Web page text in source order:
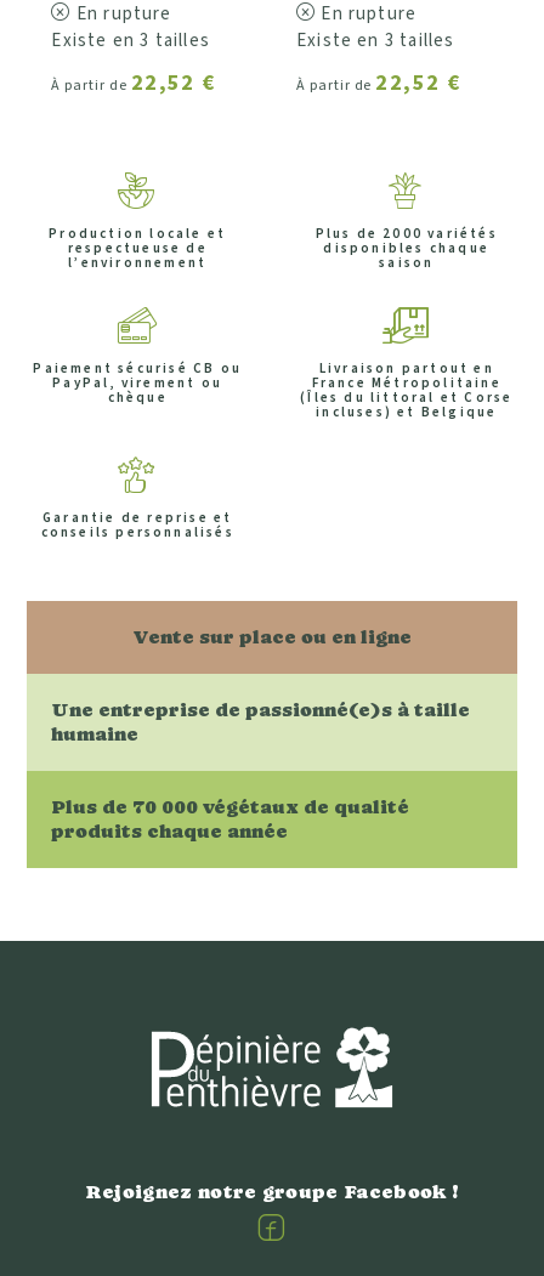
En rupture
Existe en 3 tailles
À partir de 22,52 €
En rupture
Existe en 3 tailles
À partir de 22,52 €
Production locale et
respectueuse de
l’environnement
Plus de 2000 variétés
disponibles chaque
saison
Paiement sécurisé CB ou
PayPal, virement ou
chèque
Livraison partout en
France Métropolitaine
(Îles du littoral et Corse
incluses) et Belgique
Garantie de reprise et
conseils personnalisés
Vente sur place ou en ligne
Une entreprise de passionné(e)s à taille
humaine
Plus de 70 000 végétaux de qualité
produits chaque année
Rejoignez notre groupe Facebook !
Facebook